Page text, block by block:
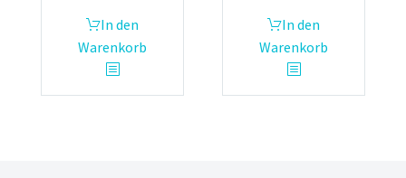
In den
Warenkorb
In den
Warenkorb